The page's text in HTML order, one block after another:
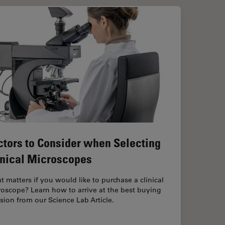
to Consider when Selecting
Microscopes
matters if you would like to purchase a clinical
Learn how to arrive at the best buying
from our Science Lab Article.